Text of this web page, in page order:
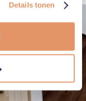
Details tonen